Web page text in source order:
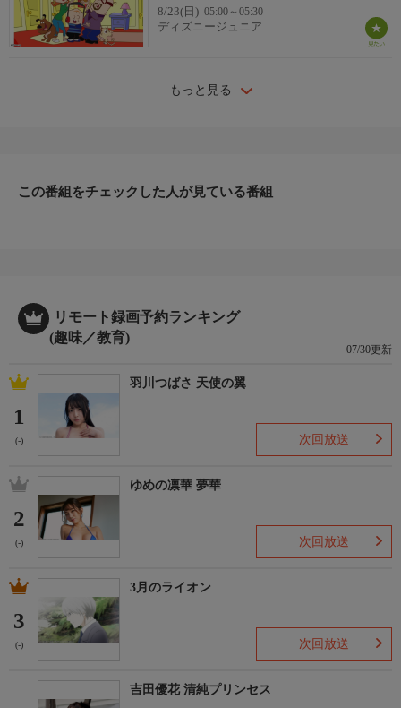
8/23(日) 05:00～05:30
ディズニージュニア
もっと見る
この番組をチェックした人が見ている番組
リモート録画予約ランキング
(趣味／教育)
07/30更新
1
(-)
羽川つばさ 天使の翼
次回放送
2
(-)
ゆめの凛華 夢華
次回放送
3
(-)
3月のライオン
次回放送
吉田優花 清純プリンセス